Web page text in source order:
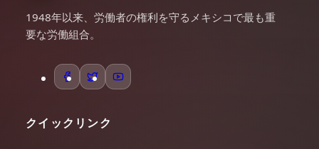
1948年以来、労働者の権利を守るメキシコで最も重
要な労働組合。
クイックリンク